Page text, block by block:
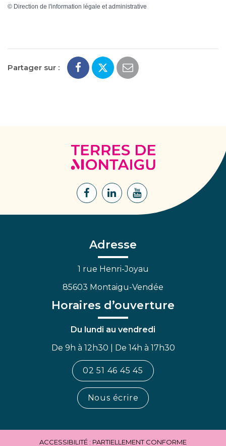
© Direction de l'information légale et administrative
Partager sur :
Terres
de
Montaigu
Lien
Facebook
Lien
Lien
Adresse
1 rue Henri-Joyau
85603 Montaigu-Vendée
Horaires d’ouverture
Du lundi au vendredi
De 9h à 12h30 | De 14h à 17h30
02 51 46 45 45
Nous écrire
ACCESSIBILITÉ : PARTIELLEMENT CONFORME